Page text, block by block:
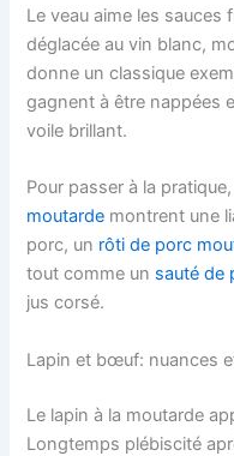
Le veau aime les sauces
déglacée au vin blanc,
donne un classique
gagnent à être nappées
voile brillant.
Pour passer à la
moutarde montrent une
porc, un rôti de porc
tout comme un sauté de
jus corsé.
Lapin et bœuf: nuances
Le lapin à la moutarde
Longtemps plébiscité